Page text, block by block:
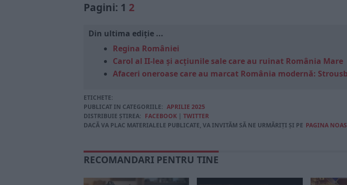
Pagini: 1 2
Din ultima ediție ...
Regina României
Carol al II-lea și acțiunile sale care au ruinat România Mare
Afaceri oneroase care au marcat România modernă:
ETICHETE:
PUBLICAT IN CATEGORIILE: APRILIE 2025
DISTRIBUIE ȘTIREA: FACEBOOK | TWITTER
DACĂ VA PLAC MATERIALELE PUBLICATE, VA INVITĂM SĂ NE URMĂRIȚI ȘI PE PAGINA
RECOMANDARI PENTRU TINE